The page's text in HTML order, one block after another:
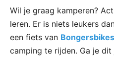
Wil je graag kamperen?
leren. Er is niets leukers
een fiets van Bongersbikes
camping te rijden. Ga je